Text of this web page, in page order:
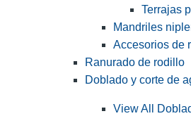
Terrajas
Mandriles
Accesorios de
Ranurado de rodillo
Doblado y corte de
View All